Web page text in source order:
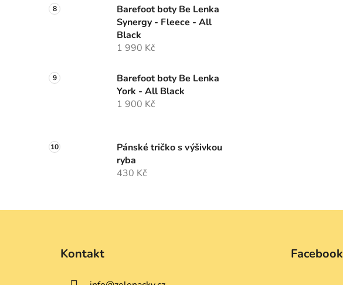
Barefoot boty Be Lenka
Synergy - Fleece - All
Black
1 990 Kč
Barefoot boty Be Lenka
York - All Black
1 900 Kč
Pánské tričko s výšivkou
ryba
430 Kč
Kontakt Facebook